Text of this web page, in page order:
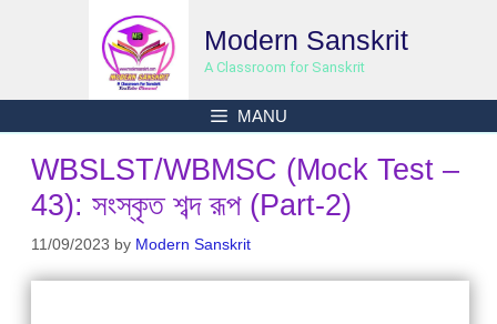
Modern Sanskrit
A Classroom for Sanskrit
MANU
WBSLST/WBMSC (Mock Test –
43): সংস্কৃত শব্দ রূপ (Part-2)
11/09/2023 by Modern Sanskrit